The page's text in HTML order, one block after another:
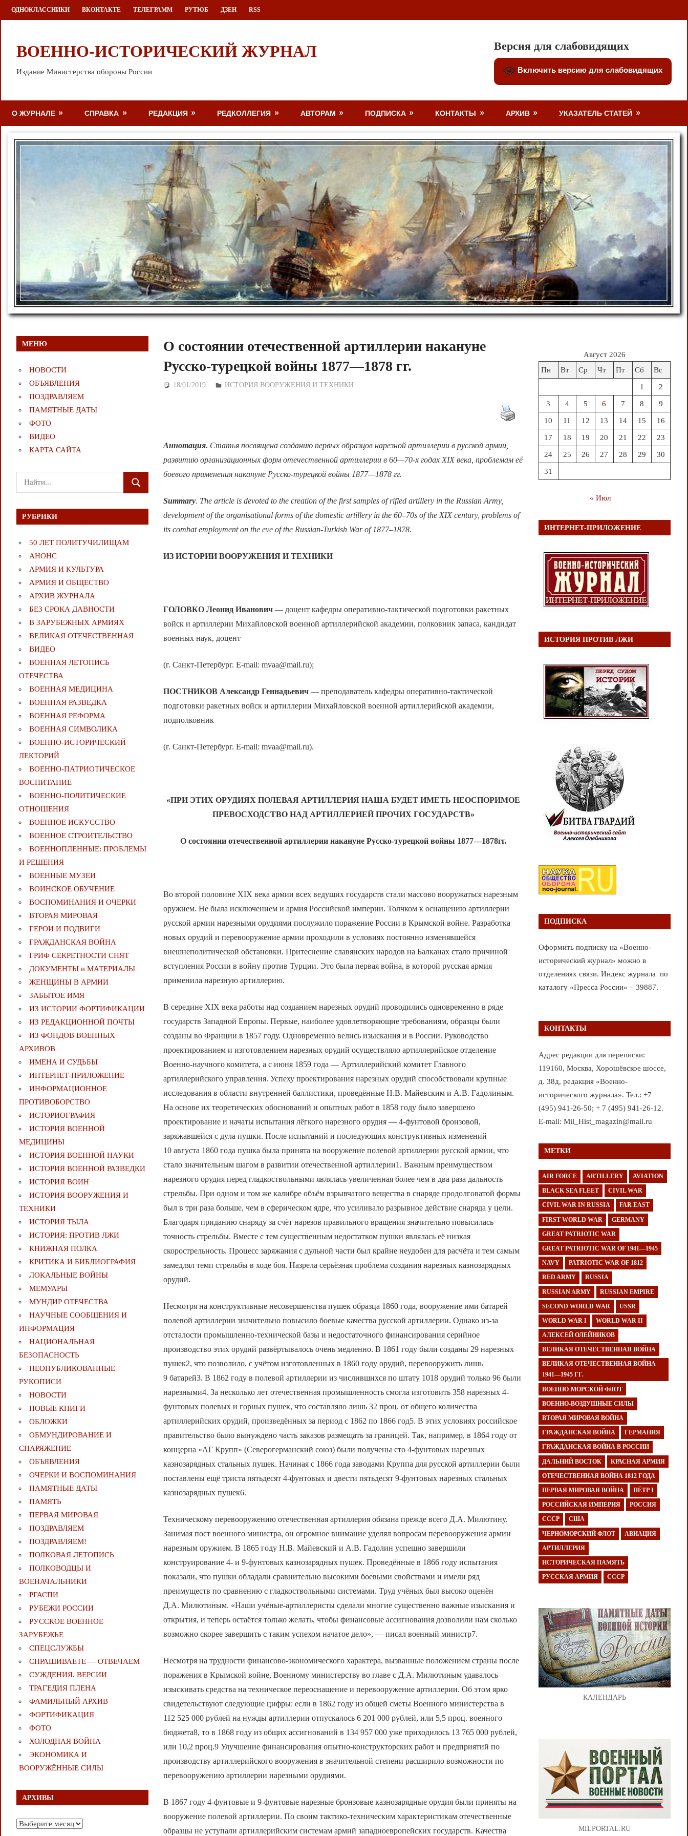
Перейти
к
ОДНОКЛАССНИКИ ВКОНТАКТЕ ТЕЛЕГРАММ РУТЮБ ДЗЕН RSS
ВОЕННО-ИСТОРИЧЕСКИЙ ЖУРНАЛ
Издание Министерства обороны России
Версия для слабовидящих
Включить версию для слабовидящих
О ЖУРНАЛЕ СПРАВКА РЕДАКЦИЯ РЕДКОЛЛЕГИЯ АВТОРАМ ПОДПИСКА КОНТАКТЫ АРХИВ УКАЗАТЕЛЬ СТАТЕЙ
О состоянии отечественной артиллерии накануне
Русско-турецкой войны 1877—1878 гг.
18/01/2019 Дежурный по Редакции
ИСТОРИЯ ВООРУЖЕНИЯ И ТЕХНИКИ
Аннотация. Статья посвящена созданию первых образцов нарезной артиллерии в русской армии,
развитию организационных форм отечественной артиллерии в 60—70-х годах XIX века, проблемам её
боевого применения накануне Русско-турецкой войны 1877—1878 гг.
Summary. The article is devoted to the creation of the first samples of rifled artillery in the Russian Army,
development of the organisational forms of the domestic artillery in the 60–70s of the XIX century, problems of
its combat employment on the eve of the Russian-Turkish War of 1877–1878.
ИЗ ИСТОРИИ ВООРУЖЕНИЯ И ТЕХНИКИ
ГОЛОВКО Леонид Иванович — доцент кафедры оперативно-тактической подготовки ракетных
войск и артиллерии Михайловской военной артиллерийской академии, полковник запаса, кандидат
военных наук, доцент
(г. Санкт-Петербург. E-mail: mvaa@mail.ru);
ПОСТНИКОВ Александр Геннадьевич — преподаватель кафедры оперативно-тактической
подготовки ракетных войск и артиллерии Михайловской военной артиллерийской академии,
подполковник
(г. Санкт-Петербург. E-mail: mvaa@mail.ru).
«ПРИ ЭТИХ ОРУДИЯХ ПОЛЕВАЯ АРТИЛЛЕРИЯ НАША БУДЕТ ИМЕТЬ НЕОСПОРИМОЕ
ПРЕВОСХОДСТВО НАД АРТИЛЛЕРИЕЙ ПРОЧИХ ГОСУДАРСТВ»
О состоянии отечественной артиллерии накануне Русско-турецкой войны 1877—1878гг.
Во второй половине XIX века армии всех ведущих государств стали массово вооружаться нарезным
оружием. Не была исключением и армия Российской империи. Толчком к оснащению артиллерии
русской армии нарезными орудиями послужило поражение России в Крымской войне. Разработка
новых орудий и перевооружение армии проходили в условиях постоянно изменявшейся
внешнеполитической обстановки. Притеснение славянских народов на Балканах стало причиной
вступления России в войну против Турции. Это была первая война, в которой русская армия
применила нарезную артиллерию.
В середине XIX века работы над созданием нарезных орудий проводились одновременно в ряде
государств Западной Европы. Первые, наиболее удовлетворяющие требованиям, образцы были
созданы во Франции в 1857 году. Одновременно велись изыскания и в России. Руководство
проектированием и изготовлением нарезных орудий осуществляло артиллерийское отделение
Военно-научного комитета, а с июня 1859 года — Артиллерийский комитет Главного
артиллерийского управления. Успеху проектирования нарезных орудий способствовали крупные
исследования в области внутренней баллистики, проведённые Н.В. Майевским и А.В. Гадолиным.
На основе их теоретических обоснований и опытных работ в 1858 году было завершено
проектирование и начаты испытания лёгкого нарезного орудия — 4-фунтовой бронзовой,
заряжавшейся с дула пушки. После испытаний и последующих конструктивных изменений
10 августа 1860 года пушка была принята на вооружение полевой артиллерии русской армии, что
стало значительным шагом в развитии отечественной артиллерии1. Важным преимуществом
нарезного орудия перед гладкоствольными являлась увеличенная более чем в два раза дальность
стрельбы. При одном и том же калибре объём взрывчатого вещества в снаряде продолговатой формы
был в три раза больше, чем в сферическом ядре, что усиливало разрывное действие снаряда у цели.
Благодаря приданию снаряду за счёт нарезов правильного вращения значительно повысилась
точность стрельбы. Вместе с тем существенным недостатком пушки являлась её низкая
скорострельность. Процесс заряжания с дульной части был крайне неудобен для расчёта и тем самым
замедлял темп стрельбы в ходе боя. Назрела серьёзная проблема создания нарезных казнозарядных
орудий.
Несмотря на конструктивные несовершенства пушек образца 1860 года, вооружение ими батарей
полевой артиллерии значительно повысило боевые качества русской артиллерии. Однако из-за
отсталости промышленно-технической базы и недостаточного финансирования серийное
производство этих орудий развёртывалось очень медленно. В 1861 году были созданы 29 нарезных
пушек2, что позволило, с учётом изготовленных в 1860 году орудий, перевооружить лишь
9 батарей3. В 1862 году в полевой артиллерии из числившихся по штату 1018 орудий только 96 были
нарезными4. За несколько лет отечественная промышленность смогла изготовить 358 нарезных 4-
фунтовых полевых и горных пушек, что составляло лишь 32 проц. от общего количества
артиллерийских орудий, произведённых за период с 1862 по 1866 год5. В этих условиях российское
правительство было вынуждено часть заказов размещать за границей. Так, например, в 1864 году от
концерна «АГ Крупп» (Северогерманский союз) были получены сто 4-фунтовых нарезных
казнозарядных стальных пушек. Начиная с 1866 года заводами Круппа для русской артиллерии были
поставлены ещё триста пятьдесят 4-фунтовых и двести пятьдесят 9-фунтовых нарезных стальных
казнозарядных пушек6.
Техническому перевооружению отечественная артиллерия обязана прежде всего Д.А. Милютину.
Занимая пост военного министра, он огромное внимание уделял вопросам перевооружения армии
нарезным оружием. В 1865 году Н.В. Майевский и А.В. Гадолин успешно завершили
конструирование 4- и 9-фунтовых казнозарядных пушек. Проведённые в 1866 году испытания
показали, что пушки обладали сравнительно высокими боевыми свойствами и имели ряд
преимуществ по сравнению с гладкоствольными системами. Труд учёных был высоко оценён
Д.А. Милютиным. «Наши учёные-артиллеристы сделали многие существенно важные изыскания и
открытия, и теперь остаётся только желать, чтобы финансовые ассигнования дозволили нам сколько
возможно скорее завершить с таким успехом начатое дело», — писал военный министр7.
Несмотря на трудности финансово-экономического характера, вызванные положением страны после
поражения в Крымской войне, Военному министерству во главе с Д.А. Милютиным удавалось
изыскивать средства на техническое переоснащение и перевооружение артиллерии. Об этом ярко
свидетельствуют следующие цифры: если в 1862 году из общей сметы Военного министерства в
112 525 000 рублей на нужды артиллерии отпускалось 6 201 000 рублей, или 5,5 проц. военного
бюджета8, то в 1868 году из общих ассигнований в 134 957 000 уже приходилось 13 765 000 рублей,
или 10,2 проц.9 Улучшение финансирования опытно-конструкторских работ и предприятий по
производству артиллерийского вооружения в значительной степени расширило возможности по
перевооружению артиллерии нарезными орудиями.
В 1867 году 4-фунтовые и 9-фунтовые нарезные бронзовые казнозарядные орудия были приняты на
вооружение полевой артиллерии. По своим тактико-техническим характеристикам отечественные
образцы не уступали артиллерийским системам армий западноевропейских государств. Качества
МЕНЮ
НОВОСТИ
ОБЪЯВЛЕНИЯ
ПОЗДРАВЛЯЕМ
ПАМЯТНЫЕ ДАТЫ
ФОТО
ВИДЕО
КАРТА САЙТА
Поиск
для:
ПОИСК
РУБРИКИ
50 ЛЕТ ПОЛИТУЧИЛИЩАМ
АНОНС
АРМИЯ И КУЛЬТУРА
АРМИЯ И ОБЩЕСТВО
АРХИВ ЖУРНАЛА
БЕЗ СРОКА ДАВНОСТИ
В ЗАРУБЕЖНЫХ АРМИЯХ
ВЕЛИКАЯ ОТЕЧЕСТВЕННАЯ
ВИДЕО
ВОЕННАЯ ЛЕТОПИСЬ
ОТЕЧЕСТВА
ВОЕННАЯ МЕДИЦИНА
ВОЕННАЯ РАЗВЕДКА
ВОЕННАЯ РЕФОРМА
ВОЕННАЯ СИМВОЛИКА
ВОЕННО-ИСТОРИЧЕСКИЙ
ЛЕКТОРИЙ
ВОЕННО-ПАТРИОТИЧЕСКОЕ
ВОСПИТАНИЕ
ВОЕННО-ПОЛИТИЧЕСКИE
ОТНОШЕНИЯ
ВОЕННОЕ ИСКУССТВО
ВОЕННОЕ СТРОИТЕЛЬСТВО
ВОЕННОПЛЕННЫЕ: ПРОБЛЕМЫ
И РЕШЕНИЯ
ВОЕННЫЕ МУЗЕИ
ВОИНСКОЕ ОБУЧЕНИЕ
ВОСПОМИНАНИЯ И ОЧЕРКИ
ВТОРАЯ МИРОВАЯ
ГЕРОИ И ПОДВИГИ
ГРАЖДАНСКАЯ ВОЙНА
ГРИФ СЕКРЕТНОСТИ СНЯТ
ДОКУМЕНТЫ и МАТЕРИАЛЫ
ЖЕНЩИНЫ В АРМИИ
ЗАБЫТОЕ ИМЯ
ИЗ ИСТОРИИ ФОРТИФИКАЦИИ
ИЗ РЕДАКЦИОННОЙ ПОЧТЫ
ИЗ ФОНДОВ ВОЕННЫХ
АРХИВОВ
ИМЕНА И СУДЬБЫ
ИНТЕРНЕТ-ПРИЛОЖЕНИЕ
ИНФОРМАЦИОННОЕ
ПРОТИВОБОРСТВО
ИСТОРИОГРАФИЯ
ИСТОРИЯ ВОЕННОЙ
МЕДИЦИНЫ
ИСТОРИЯ ВОЕННОЙ НАУКИ
ИСТОРИЯ ВОЕННОЙ РАЗВЕДКИ
ИСТОРИЯ ВОИН
ИСТОРИЯ ВООРУЖЕНИЯ И
ТЕХНИКИ
ИСТОРИЯ ТЫЛА
ИСТОРИЯ: ПРОТИВ ЛЖИ
КНИЖНАЯ ПОЛКА
КРИТИКА И БИБЛИОГРАФИЯ
ЛОКАЛЬНЫЕ ВОЙНЫ
МЕМУАРЫ
МУНДИР ОТЕЧЕСТВА
НАУЧНЫЕ СООБЩЕНИЯ И
ИНФОРМАЦИЯ
НАЦИОНАЛЬНАЯ
БЕЗОПАСНОСТЬ
НЕОПУБЛИКОВАННЫЕ
РУКОПИСИ
НОВОСТИ
НОВЫЕ КНИГИ
ОБЛОЖКИ
ОБМУНДИРОВАНИЕ И
СНАРЯЖЕНИЕ
ОБЪЯВЛЕНИЯ
ОЧЕРКИ И ВОСПОМИНАНИЯ
ПАМЯТНЫЕ ДАТЫ
ПАМЯТЬ
ПЕРВАЯ МИРОВАЯ
ПОЗДРАВЛЯЕМ
ПОЗДРАВЛЯЕМ!
ПОЛКОВАЯ ЛЕТОПИСЬ
ПОЛКОВОДЦЫ И
ВОЕНАЧАЛЬНИКИ
РГАСПИ
РУБЕЖИ РОССИИ
РУССКОЕ ВОЕННОЕ
ЗАРУБЕЖЬЕ
СПЕЦСЛУЖБЫ
СПРАШИВАЕТЕ — ОТВЕЧАЕМ
СУЖДЕНИЯ. ВЕРСИИ
ТРАГЕДИЯ ПЛЕНА
ФАМИЛЬНЫЙ АРХИВ
ФОРТИФИКАЦИЯ
ФОТО
ХОЛОДНАЯ ВОЙНА
ЭКОНОМИКА И
ВООРУЖЁННЫЕ СИЛЫ
АРХИВЫ
Архивы
Август 2026
Пн
Вт Ср Чт Пт Сб Вс
1 2
3 4 5 6 7 8 9
10 11 12 13 14 15 16
17 18 19 20 21 22 23
24 25 26 27 28 29 30
31
« Июл
ИНТЕРНЕТ-ПРИЛОЖЕНИЕ
ИСТОРИЯ ПРОТИВ ЛЖИ
ПОДПИСКА
Оформить подписку на «Военно-
исторический журнал» можно в
отделениях связи. Индекс журнала по
каталогу «Пресса России» – 39887.
КОНТАКТЫ
Адрес редакции для переписки:
119160, Москва, Хорошёвское шоссе,
д. 38д, редакция «Военно-
исторического журнала». Тел.: +7
(495) 941-26-50; + 7 (495) 941-26-12.
E-mail: Mil_Hist_magazin@mail.ru
МЕТКИ
AIR FORCE ARTILLERY AVIATION
BLACK SEA FLEET CIVIL WAR
CIVIL WAR IN RUSSIA FAR EAST
FIRST WORLD WAR GERMANY
GREAT PATRIOTIC WAR
GREAT PATRIOTIC WAR OF 1941—1945
NAVY PATRIOTIC WAR OF 1812
RED ARMY RUSSIA
RUSSIAN ARMY RUSSIAN EMPIRE
SECOND WORLD WAR USSR
WORLD WAR I WORLD WAR II
АЛЕКСЕЙ ОЛЕЙНИКОВ
ВЕЛИКАЯ ОТЕЧЕСТВЕННАЯ ВОЙНА
ВЕЛИКАЯ ОТЕЧЕСТВЕННАЯ ВОЙНА
1941—1945 ГГ.
ВОЕННО-МОРСКОЙ ФЛОТ
ВОЕННО-ВОЗДУШНЫЕ СИЛЫ
ВТОРАЯ МИРОВАЯ ВОЙНА
ГРАЖДАНСКАЯ ВОЙНА ГЕРМАНИЯ
ГРАЖДАНСКАЯ ВОЙНА В РОССИИ
ДАЛЬНИЙ ВОСТОК КРАСНАЯ АРМИЯ
ОТЕЧЕСТВЕННАЯ ВОЙНА 1812 ГОДА
ПЕРВАЯ МИРОВАЯ ВОЙНА ПЁТР I
РОССИЙСКАЯ ИМПЕРИЯ РОССИЯ
СССР США
ЧЕРНОМОРСКИЙ ФЛОТ АВИАЦИЯ
АРТИЛЛЕРИЯ
ИСТОРИЧЕСКАЯ ПАМЯТЬ
РУССКАЯ АРМИЯ СССР
КАЛЕНДАРЬ
MILPORTAL.RU